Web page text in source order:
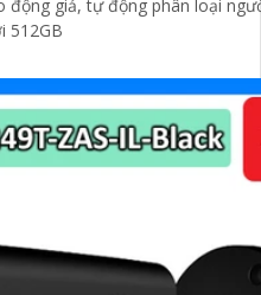
động giả, tự động phân loại
512GB